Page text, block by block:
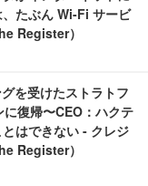
たぶん Wi-Fi サービ
Register）
を受けたストラトフ
復帰〜CEO：ハクテ
はできない - クレジ
Register）